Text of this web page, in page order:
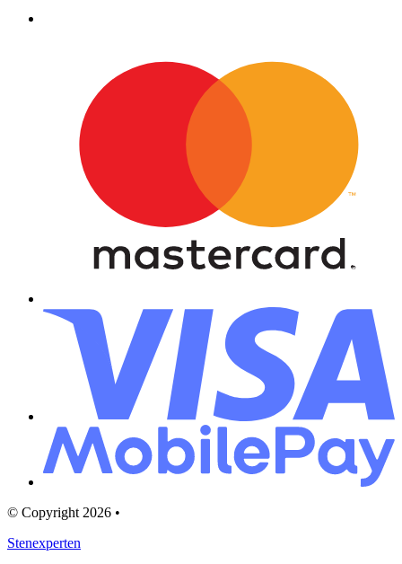
© Copyright 2026 •
Stenexperten